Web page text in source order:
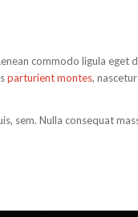
commodo ligula eget
parturient montes,
sem. Nulla consequat